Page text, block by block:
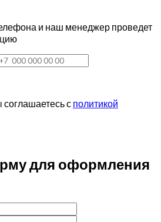
и наш менеджер проведет
с политикой
для оформления